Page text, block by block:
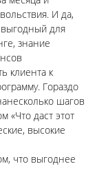
И да,
для
знание
клиента к
Гораздо
шагов
«Что даст этот
высокие
что выгоднее